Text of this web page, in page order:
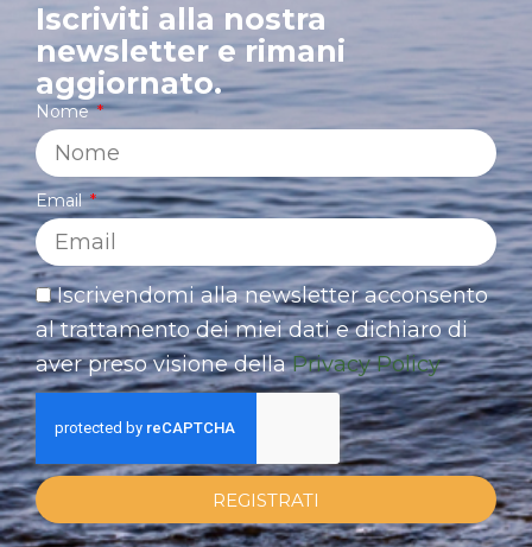
Iscriviti alla nostra
newsletter e rimani
aggiornato.
Nome
Email
Iscrivendomi alla newsletter acconsento
al trattamento dei miei dati e dichiaro di
aver preso visione dellaPrivacy Policy
REGISTRATI